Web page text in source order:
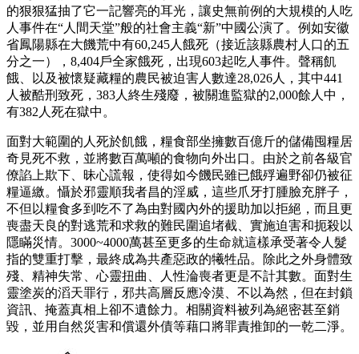
的狠狠猛抽了它一記響亮的耳光，讓史無前例的大規模的人吃
人事件在“人間天堂”般的社會主義“新”中國公演了。例如安徽
省鳳陽縣在大饑荒中有60,245人餓死（接近該縣農村人口的五
分之一），8,404戶全家餓死，出現603起吃人事件。聲稱飢
餓、以及被懷疑藏糧的農民被迫害人數達28,026人，其中441
人被酷刑致死，383人終生殘廢，被關進監獄的2,000餘人中，
有382人死在獄中。
面對大範圍的人死於飢餓，糧食部坐擁數百億斤的儲備囤糧居
奇見死不救，並將數百萬噸的食物向外出口。由於之前各級官
僚諂上欺下、昧心謊報，使得如今饑民雖已餓殍遍野卻仍被征
糧逼繳。懾於邪靈順我者昌的淫威，這些爪牙打腫臉充胖子，
不但以糧食多到吃不了為由對國內外的援助加以拒絕，而且更
喪盡天良的對逃荒和求救的難民圍追堵截、實施迫害和扼殺以
隱瞞災情。3000~4000萬甚至更多的生命就這樣承受著令人髮
指的雙重打擊，最終成為共產惡政的犧牲品。除此之外身體致
殘、精神失常、心靈扭曲、人性淪喪者更是不計其數。面對生
靈塗炭的滔天罪行，邪共高層反應冷漠、不以為然，但在封鎖
資訊、掩蓋真相上卻不遺餘力。相關資料被列為絕密甚至銷
毀，並用自然災害和償還外債等藉口將罪責推卸的一乾二淨。